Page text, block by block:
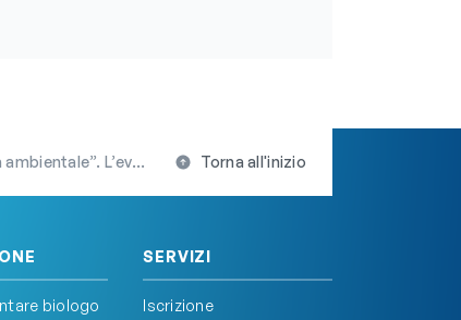
dall’OBLA Torna all'inizio
biologo
SERVIZI
Iscrizione